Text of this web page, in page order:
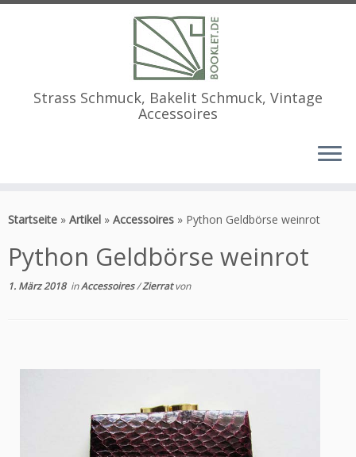
Inhalt
Strass Schmuck, Bakelit Schmuck, Vintage
Accessoires
Startseite » Artikel » Accessoires » Python Geldbörse weinrot
Python Geldbörse weinrot
1. März 2018inAccessoires/Zierratvon